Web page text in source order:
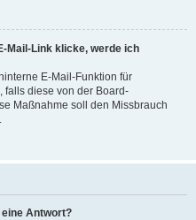
Mail-Link klicke, werde ich
E-Mail-Funktion für
falls diese von der Board-
Maßnahme soll den Missbrauch
Antwort?